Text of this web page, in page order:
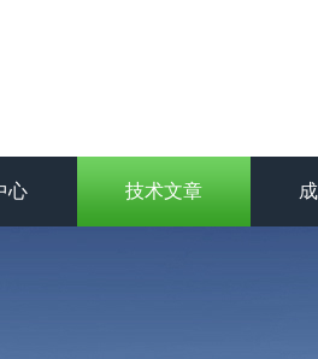
心 技术文章